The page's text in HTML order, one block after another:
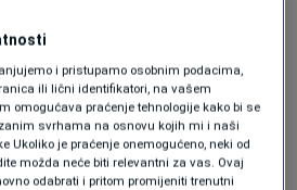
i pristupamo osobnim podacima,
ili lični identifikatori, na vašem
omogućava praćenje tehnologije kako bi se
svrhama na osnovu kojih mi i naši
Ukoliko je praćenje onemogućeno, neki od
možda neće biti relevantni za vas. Ovaj
odabrati i pritom promijeniti trenutni